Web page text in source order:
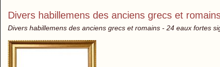
Divers habillemens des anciens grecs et
Divers habillemens des anciens grecs et romains - 24 eaux fortes